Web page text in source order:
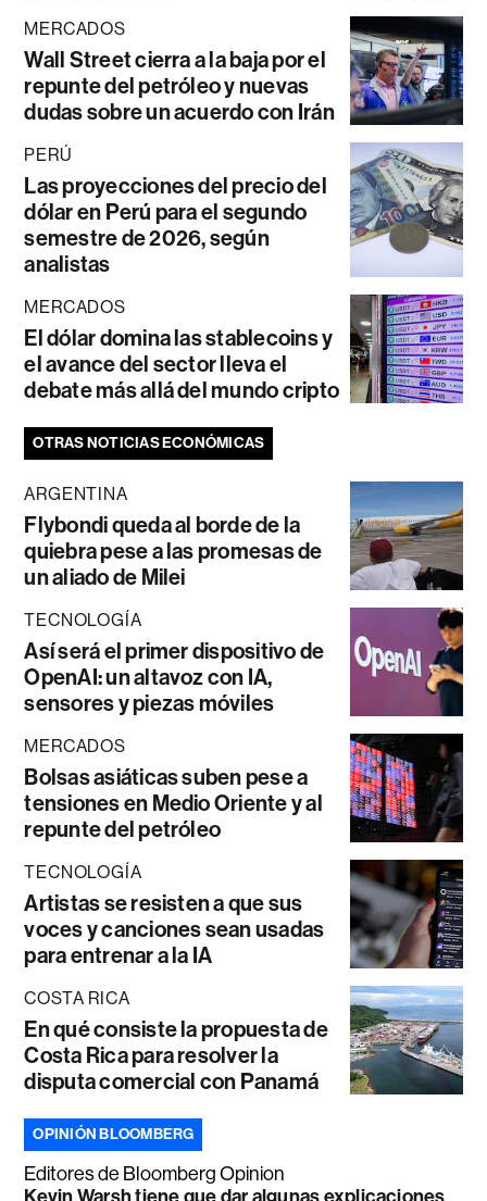
MERCADOS
Wall Street cierra a la baja por el
repunte del petróleo y nuevas
dudas sobre un acuerdo con Irán
PERÚ
Las proyecciones del precio del
dólar en Perú para el segundo
semestre de 2026, según
analistas
MERCADOS
El dólar domina las stablecoins y
el avance del sector lleva el
debate más allá del mundo cripto
OTRAS NOTICIAS ECONÓMICAS
ARGENTINA
Flybondi queda al borde de la
quiebra pese a las promesas de
un aliado de Milei
TECNOLOGÍA
Así será el primer dispositivo de
OpenAI: un altavoz con IA,
sensores y piezas móviles
MERCADOS
Bolsas asiáticas suben pese a
tensiones en Medio Oriente y al
repunte del petróleo
TECNOLOGÍA
Artistas se resisten a que sus
voces y canciones sean usadas
para entrenar a la IA
COSTA RICA
En qué consiste la propuesta de
Costa Rica para resolver la
disputa comercial con Panamá
OPINIÓN BLOOMBERG
Editores de Bloomberg Opinion